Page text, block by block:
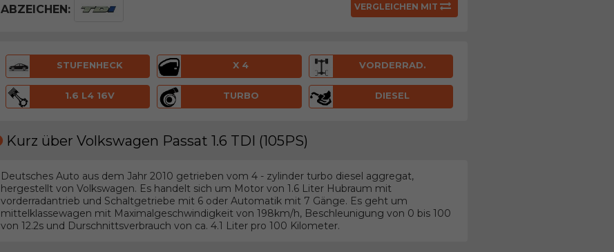
ABZEICHEN: VERGLEICHEN MIT
STUFENHECK X 4 VORDERRAD.
1.6 L4 16V TURBO DIESEL
Kurz über Volkswagen Passat 1.6 TDI (105PS)
Deutsches Auto aus dem Jahr 2010 getrieben vom 4 - zylinder turbo diesel aggregat,
hergestellt von Volkswagen. Es handelt sich um Motor von 1.6 Liter Hubraum mit
vorderradantrieb und Schaltgetriebe mit 6 oder Automatik mit 7 Gänge. Es geht um
mittelklassewagen mit Maximalgeschwindigkeit von 198km/h, Beschleunigung von 0 bis 100
von 12.2s und Durschnittsverbrauch von ca. 4.1 Liter pro 100 Kilometer.